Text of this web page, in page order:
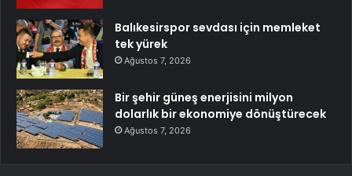
Balıkesirspor sevdası için memleket
tek yürek
Ağustos 7, 2026
Bir şehir güneş enerjisini milyon
dolarlık bir ekonomiye dönüştürecek
Ağustos 7, 2026